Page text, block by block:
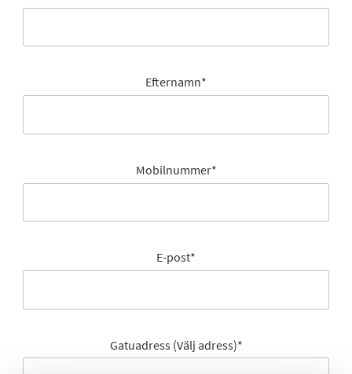
Efternamn*
Mobilnummer*
E-post*
Gatuadress (Välj adress)*